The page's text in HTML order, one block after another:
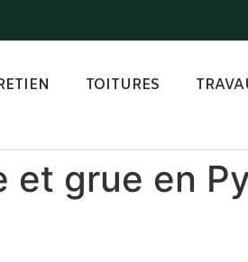
TOITURES
et grue en